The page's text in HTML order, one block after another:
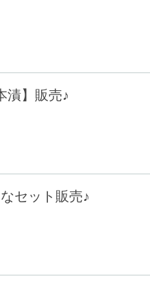
】販売♪
セット販売♪